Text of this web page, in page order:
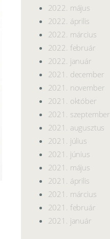
2022. május
2022. április
2022. március
2022. február
2022. január
2021. december
2021. november
2021. október
2021. szeptember
2021. augusztus
2021. július
2021. június
2021. május
2021. április
2021. március
2021. február
2021. január